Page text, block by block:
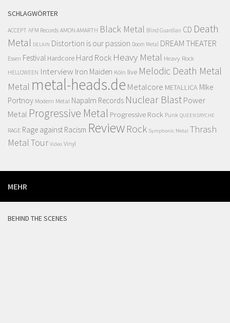
SCHLAGWÖRTER
ACCEPT AFM Records AMON AMARTH Black Metal Blind Guardian CD Death
Metal DELAIN Distortion is our passion Doom Metal DREAM THEATER
Essen Festival Hardcore Hard Rock Heavy Metal Heavy Rock
HELLOWEEN Interview Iron Maiden Köln live Melodic Death Metal
Metal metal-heads.de Metalcore METALLICA MIke
Portnoy Modern Metal Napalm Records Nuclear Blast Power
Metal Progressive Metal Progressive Rock Punk QUEENSRYCHE
RAGE Rage against Racism Review Rock Symphonic Metal Thrash
MetalTour Video Vinyl
MEHR
BEHIND THE SCENES